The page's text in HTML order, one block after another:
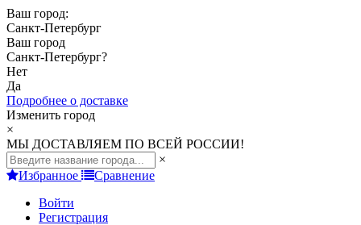
Ваш город:
Санкт-Петербург
Ваш город
Санкт-Петербург?
Нет
Да
Подробнее о доставке
Изменить город
×
МЫ ДОСТАВЛЯЕМ ПО ВСЕЙ РОССИИ!
×
Избранное
Сравнение
Войти
Регистрация